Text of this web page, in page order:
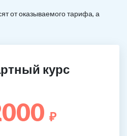
от оказываемого тарифа, а
курс
₽